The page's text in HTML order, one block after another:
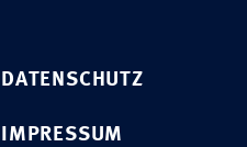
DATENSCHUTZ
IMPRESSUM